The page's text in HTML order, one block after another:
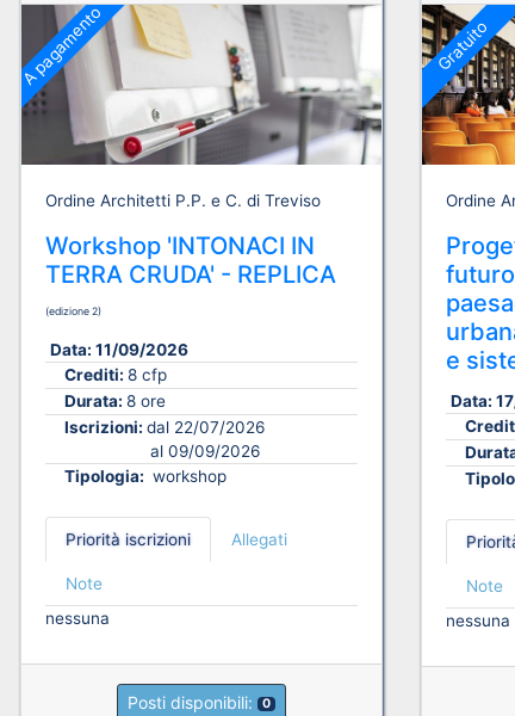
A pagamento
Ordine Architetti P.P. e C. di Treviso
Workshop 'INTONACI IN
TERRA CRUDA' - REPLICA
(edizione 2)
Data: 11/09/2026
Crediti: 8 cfp
Durata: 8 ore
Iscrizioni: dal 22/07/2026
al 09/09/2026
Tipologia: workshop
Priorità iscrizioni Allegati
Note
nessuna
Posti disponibili: 0
Gratuito
Ordine
e
Data:
Note
nessuna